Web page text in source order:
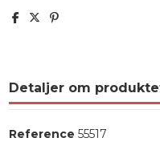
Detaljer om
Reference 55517